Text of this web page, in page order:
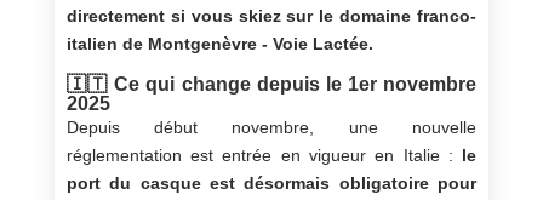
directement si vous skiez sur le domaine franco-
italien de Montgenèvre - Voie Lactée.
🇮🇹 Ce qui change depuis le 1er novembre
2025
Depuis début novembre, une nouvelle
réglementation est entrée en vigueur en Italie : le
port du casque est désormais obligatoire pour